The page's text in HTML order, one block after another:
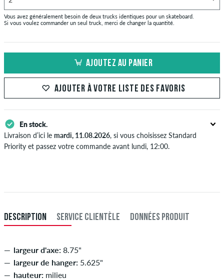
Vous avez généralement besoin de deux trucks identiques pour un skateboard.
Si vous voulez commander un seul truck, merci de changer la quantité.
AJOUTEZ AU PANIER
AJOUTER À VOTRE LISTE DES FAVORIS
En stock.
Livraison d’ici le mardi, 11.08.2026, si vous choisissez Standard
Priority et passez votre commande avant lundi, 12:00.
DESCRIPTION SERVICE CLIENTÈLE DONNÉES PRODUIT
largeur d'axe: 8.75"
largeur de hanger: 5.625"
hauteur: milieu